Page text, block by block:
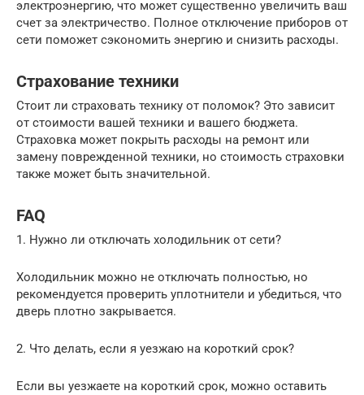
электроэнергию, что может существенно увеличить ваш
счет за электричество. Полное отключение приборов от
сети поможет сэкономить энергию и снизить расходы.
Страхование техники
Стоит ли страховать технику от поломок? Это зависит
от стоимости вашей техники и вашего бюджета.
Страховка может покрыть расходы на ремонт или
замену поврежденной техники, но стоимость страховки
также может быть значительной.
FAQ
1. Нужно ли отключать холодильник от сети?
Холодильник можно не отключать полностью, но
рекомендуется проверить уплотнители и убедиться, что
дверь плотно закрывается.
2. Что делать, если я уезжаю на короткий срок?
Если вы уезжаете на короткий срок, можно оставить